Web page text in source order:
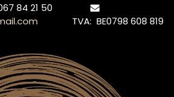
84 21 50
TVA: BE0798 608 819